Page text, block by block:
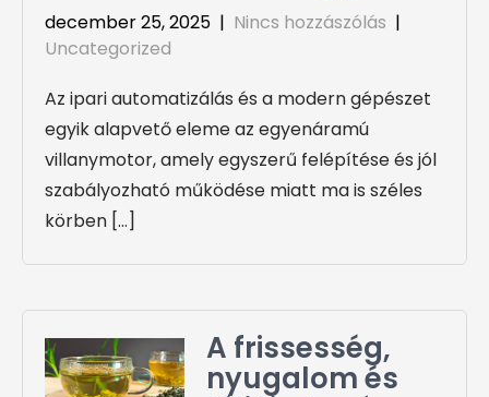
december 25, 2025 | Nincs hozzászólás |
Uncategorized
Az ipari automatizálás és a modern gépészet
egyik alapvető eleme az egyenáramú
villanymotor, amely egyszerű felépítése és jól
szabályozható működése miatt ma is széles
körben […]
A frissesség,
nyugalom és